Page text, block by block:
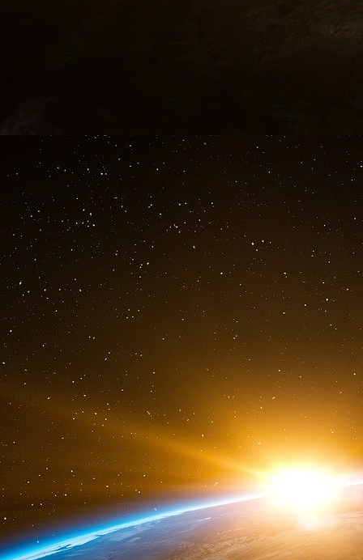
Pour bénéficier des fonds de « Next
leurs « plans pour la reprise et la
avaient l’obligation de se conformer aux
2020 et aux lignes directrices fixées par la
Le remboursement est programmé,
financière, de manière à garantir la
jusqu’au 31 décembre 2058.
L’action pour le climat sera intégrée dans les
CFP et de Next Generation EU.
Pour résumer si l’Italie se porte aussi bien
si la France stagne sur ses marchés
l’obligation de financer la potique climatique.
A force de demander des subvention, notre
un pan de notre industrie qui va droit vers la
Notre économie est tombée dans une
magique trop importante qui nécessite une
La productivité de notre économie a besoin
passer le seuil de la première lame des
lame de la fiscalité qui détruit les bénéfices.
Ces aides européennes ne profitent qu’aux
pompe à fric en soutenant le candidat qui leur